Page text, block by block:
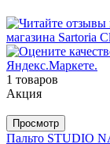
1 товаров
Акция
Просмотр
Пальто STUDIO